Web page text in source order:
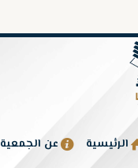
الرئيسية عن الجمعية